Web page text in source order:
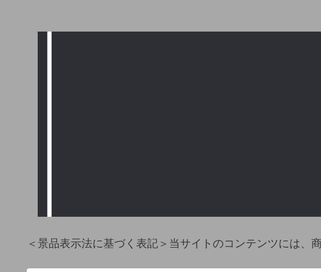
＜景品表示法に基づく表記＞当サイトのコンテンツには、